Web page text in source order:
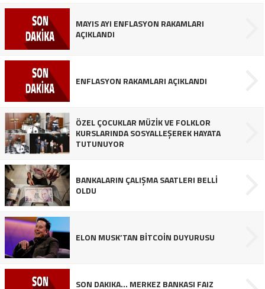
MAYIS AYI ENFLASYON RAKAMLARI
AÇIKLANDI
ENFLASYON RAKAMLARI AÇIKLANDI
ÖZEL ÇOCUKLAR MÜZİK VE FOLKLOR
KURSLARINDA SOSYALLEŞEREK HAYATA
TUTUNUYOR
BANKALARIN ÇALIŞMA SAATLERI BELLİ
OLDU
ELON MUSK’TAN BİTCOİN DUYURUSU
SON DAKIKA… MERKEZ BANKASI FAIZ